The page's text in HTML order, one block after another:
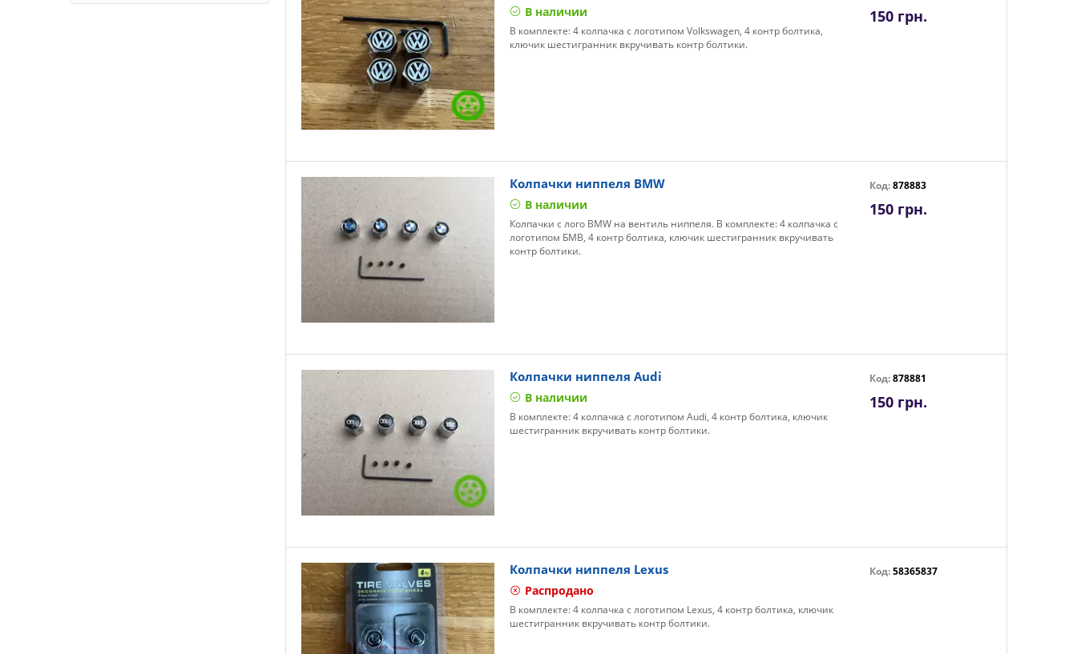
В наличии
В комплекте: 4 колпачка с логотипом Volkswagen, 4 контр болтика,
ключик шестигранник вкручивать контр болтики.
150 грн.
Колпачки ниппеля BMW
В наличии
Колпачки с лого BMW на вентиль ниппеля. В комплекте: 4 колпачка с
логотипом БМВ, 4 контр болтика, ключик шестигранник вкручивать
контр болтики.
Код:878883
150 грн.
Колпачки ниппеля Audi
В наличии
В комплекте: 4 колпачка с логотипом Audi, 4 контр болтика, ключик
шестигранник вкручивать контр болтики.
Код:878881
150 грн.
Колпачки ниппеля Lexus
Распродано
В комплекте: 4 колпачка с логотипом Lexus, 4 контр болтика, ключик
шестигранник вкручивать контр болтики.
Код:58365837